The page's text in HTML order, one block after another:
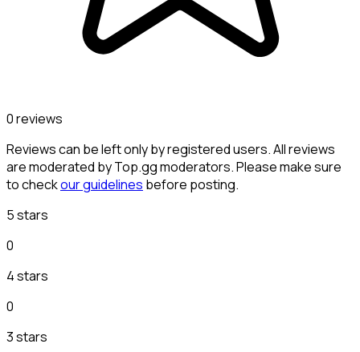
0 reviews
Reviews can be left only by registered users. All reviews
are moderated by Top.gg moderators. Please make sure
to checkour guidelines before posting.
5 stars
0
4 stars
0
3 stars